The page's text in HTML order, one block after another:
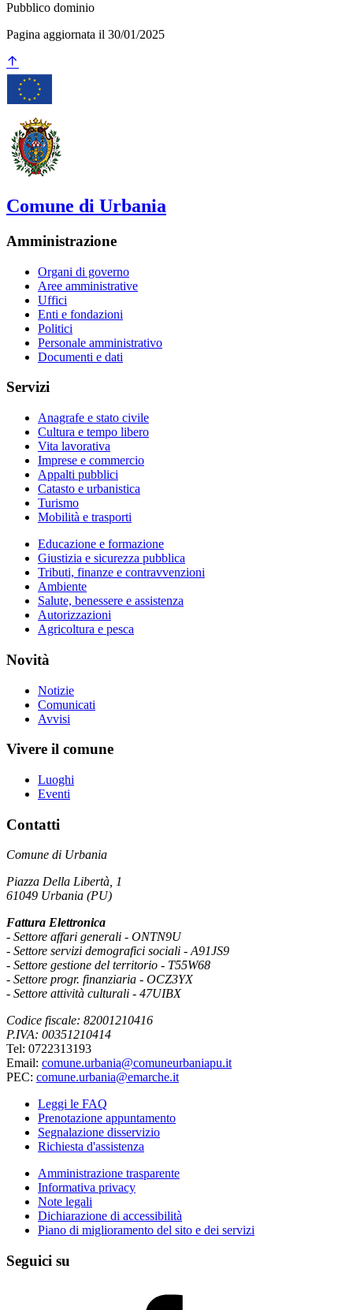
Pubblico dominio
Pagina aggiornata il 30/01/2025
Comune di Urbania
Amministrazione
Organi di governo
Aree amministrative
Uffici
Enti e fondazioni
Politici
Personale amministrativo
Documenti e dati
Servizi
Anagrafe e stato civile
Cultura e tempo libero
Vita lavorativa
Imprese e commercio
Appalti pubblici
Catasto e urbanistica
Turismo
Mobilità e trasporti
Educazione e formazione
Giustizia e sicurezza pubblica
Tributi, finanze e contravvenzioni
Ambiente
Salute, benessere e assistenza
Autorizzazioni
Agricoltura e pesca
Novità
Notizie
Comunicati
Avvisi
Vivere il comune
Luoghi
Eventi
Contatti
Comune di Urbania
Piazza Della Libertà, 1
61049 Urbania (PU)
Fattura Elettronica
- Settore affari generali - ONTN9U
- Settore servizi demografici sociali - A91JS9
- Settore gestione del territorio - T55W68
- Settore progr. finanziaria - OCZ3YX
- Settore attività culturali - 47UIBX
Codice fiscale: 82001210416
P.IVA: 00351210414
Tel: 0722313193
Email: comune.urbania@comuneurbaniapu.it
PEC: comune.urbania@emarche.it
Leggi le FAQ
Prenotazione appuntamento
Segnalazione disservizio
Richiesta d'assistenza
Amministrazione trasparente
Informativa privacy
Note legali
Dichiarazione di accessibilità
Piano di miglioramento del sito e dei servizi
Seguici su